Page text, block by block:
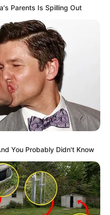
Parents Is Spilling Out
You Probably Didn't Know